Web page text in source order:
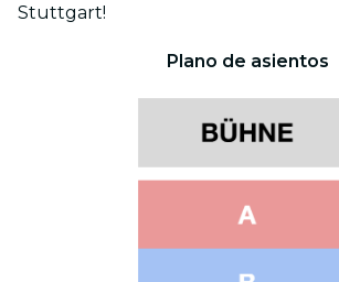
Stuttgart!
Plano de asientos